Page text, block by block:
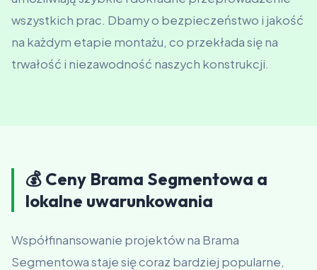
wszystkich prac. Dbamy o bezpieczeństwo i jakość
na każdym etapie montażu, co przekłada się na
trwałość i niezawodność naszych konstrukcji.
💰 Ceny Brama Segmentowa a
lokalne uwarunkowania
Współfinansowanie projektów na Brama
Segmentowa staje się coraz bardziej popularne,